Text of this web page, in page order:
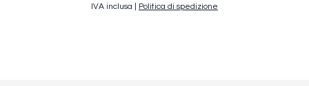
IVA inclusa Politica di spedizione